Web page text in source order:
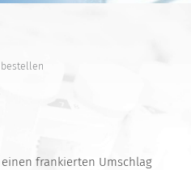
frankierten Umschlag